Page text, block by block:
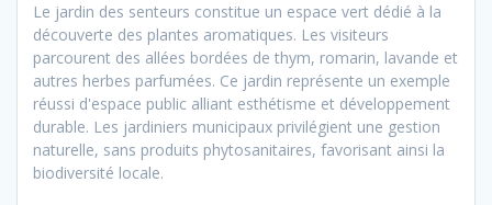
Le jardin des senteurs constitue un espace vert dédié à la
découverte des plantes aromatiques. Les visiteurs
parcourent des allées bordées de thym, romarin, lavande et
autres herbes parfumées. Ce jardin représente un exemple
réussi d'espace public alliant esthétisme et développement
durable. Les jardiniers municipaux privilégient une gestion
naturelle, sans produits phytosanitaires, favorisant ainsi la
biodiversité locale.